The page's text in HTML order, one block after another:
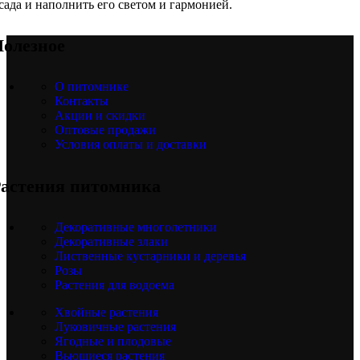
и наполнить его светом и гармонией.
О питомнике
Контакты
Акции и скидки
Оптовые продажи
Условия оплаты и доставки
питомника
Декоративные многолетники
Декоративные злаки
Лиственные кустарники и деревья
Розы
Растения для водоема
Хвойные растения
Луковичные растения
Ягодные и плодовые
Вьющиеся растения